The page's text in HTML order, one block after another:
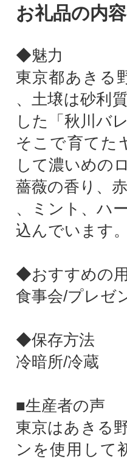
お礼品の内
◆魅力
東京都あきる
、土壌は砂利
した「秋川バ
そこで育てた
して濃いめの
薔薇の香り、
、ミント、ハ
込んでいます。
◆おすすめの
食事会/プレゼ
◆保存方法
冷暗所/冷蔵
■生産者の声
東京はあきる
ンを使用して